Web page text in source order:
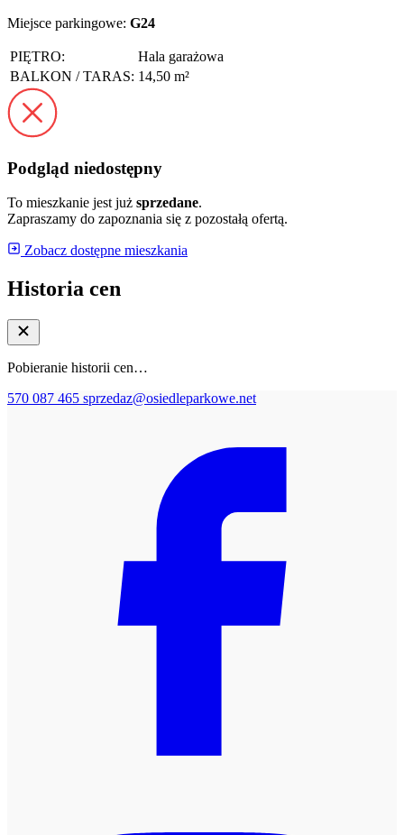
Miejsce parkingowe: G24
PIĘTRO:
Hala garażowa
BALKON / TARAS: 14,50 m²
Podgląd niedostępny
To mieszkanie jest już sprzedane.
Zapraszamy do zapoznania się z pozostałą ofertą.
Zobacz dostępne mieszkania
Historia cen
Pobieranie historii cen…
570 087 465 sprzedaz@osiedleparkowe.net